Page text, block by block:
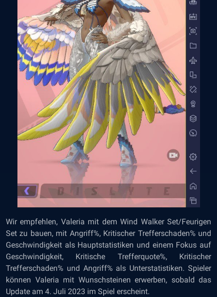
Wir empfehlen, Valeria mit dem Wind Walker Set/Feurigen
Set zu bauen, mit Angriff%, Kritischer Trefferschaden% und
Geschwindigkeit als Hauptstatistiken und einem Fokus auf
Geschwindigkeit, Kritische Trefferquote%, Kritischer
Trefferschaden% und Angriff% als Unterstatistiken. Spieler
können Valeria mit Wunschsteinen erwerben, sobald das
Update am 4. Juli 2023 im Spiel erscheint.